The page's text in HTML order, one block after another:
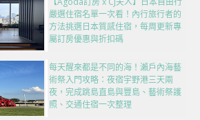
嚴選住宿名單一次看！內行旅行者的
方法挑選日本質感住宿，每周更新專
屬訂房優惠與折扣碼
每天醒來都是不同的海！瀨戶內海藝
術祭入門攻略：夜宿宇野港三天兩
夜，完成跳島直島與豐島、藝術祭護
照、交通住宿一次整理